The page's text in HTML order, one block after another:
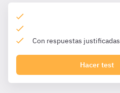
Con respuestas justificadas
Hacer test